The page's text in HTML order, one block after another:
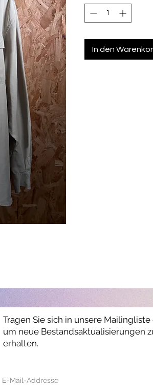
In den
Tragen Sie sich in unsere Mailingliste
um neue Bestandsaktualisierungen
erhalten.